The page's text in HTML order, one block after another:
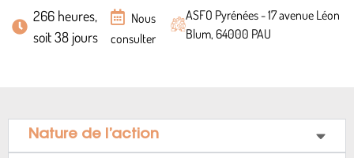
Actualités
266 heures,
soit 38 jours
Nous
consulter
ASFO Pyrénées - 17 avenue Léon
Blum, 64000 PAU
Nature de l’action